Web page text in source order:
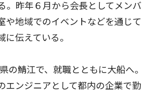
。昨年６月から会長としてメンバ
や地域でのイベントなどを通じて
に伝えている。
鯖江で、就職とともに大船へ。
エンジニアとして都内の企業で勤